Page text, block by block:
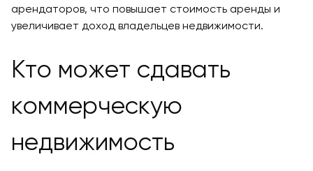
арендаторов, что повышает стоимость аренды и
увеличивает доход владельцев недвижимости.
Кто может сдавать
коммерческую
недвижимость